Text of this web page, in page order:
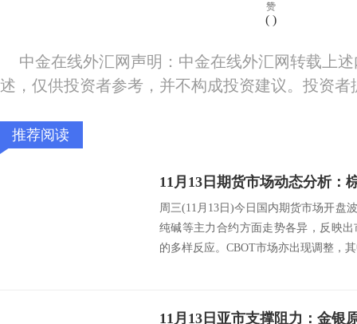
赞
( )
中金在线外汇网声明：中金在线外汇网转载上
述，仅供投资者参考，并不构成投资建议。投资
推荐阅读
周三(11月13日)今日国内期货市场开盘
纯碱等主力合约方面走势各异，反映
的多样反应。CBOT市场亦出现调整，